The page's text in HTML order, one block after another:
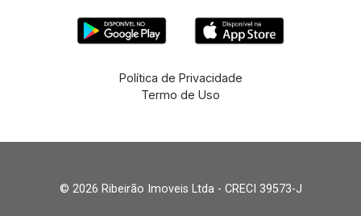
Política de Privacidade
Termo de Uso
© 2026 Ribeirão Imoveis Ltda - CRECI 39573-J